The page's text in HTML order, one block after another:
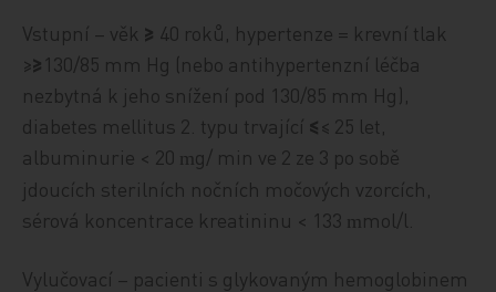
Vstupní – věk ≥ 40 roků, hypertenze = krevní tlak
≥≥ 130/85 mm Hg (nebo antihypertenzní léčba
nezbytná k jeho snížení pod 130/85 mm Hg),
diabetes mellitus 2. typu trvající ≤ ≤ 25 let,
albuminurie < 20 mg/ min ve 2 ze 3 po sobě
jdoucích sterilních nočních močových vzorcích,
sérová koncentrace kreatininu < 133 m mol/l.
Vylučovací – pacienti s glykovaným hemoglobinem